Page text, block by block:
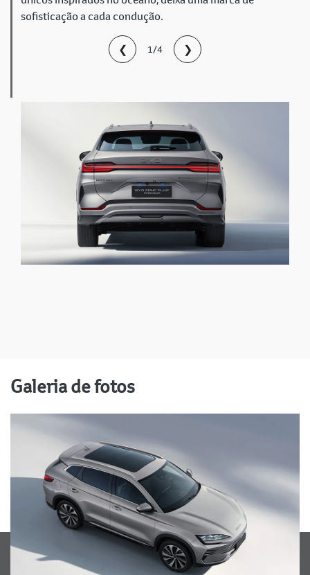
sofisticação a cada condução.
❮ 1/4 ❯
Galeria de fotos